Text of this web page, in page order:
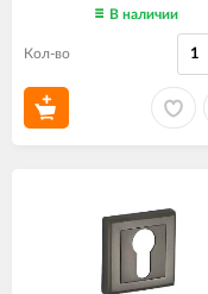
В наличии
Кол-во